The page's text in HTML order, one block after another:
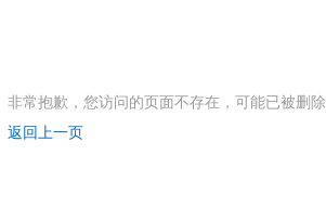
非常抱歉，您访问的页面不存在，可能已被删除
返回上一页